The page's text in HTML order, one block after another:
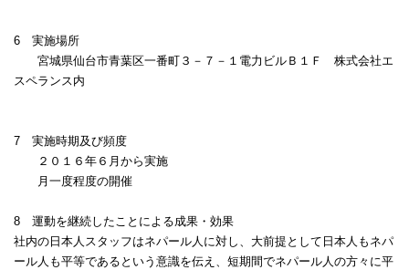
6 実施場所
宮城県仙台市青葉区一番町３－７－１電力ビルＢ１Ｆ 株式会社エ
スペランス内
7 実施時期及び頻度
２０１６年６月から実施
月一度程度の開催
8 運動を継続したことによる成果・効果
社内の日本人スタッフはネパール人に対し、大前提として日本人もネパ
ール人も平等であるという意識を伝え、短期間でネパール人の方々に平